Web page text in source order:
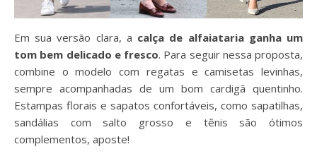
Em sua versão clara, a calça de alfaiataria ganha um
tom bem delicado e fresco. Para seguir nessa proposta,
combine o modelo com regatas e camisetas levinhas,
sempre acompanhadas de um bom cardigã quentinho.
Estampas florais e sapatos confortáveis, como sapatilhas,
sandálias com salto grosso e tênis são ótimos
complementos, aposte!